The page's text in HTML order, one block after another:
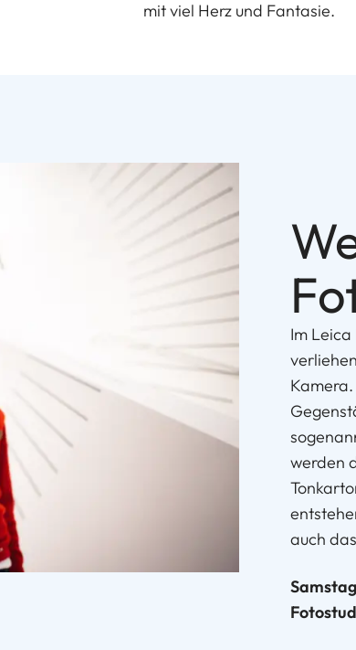
mit viel Herz und Fantasie.
Im
werden
auch